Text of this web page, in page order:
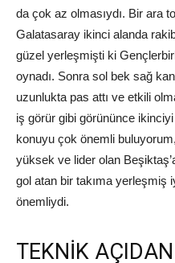
da çok az olmasıydı. Bir ara
Galatasaray ikinci alanda
güzel yerleşmişti ki
oynadı. Sonra sol bek sağ
uzunlukta pas attı ve etkili
iş görür gibi görününce
konuyu çok önemli
yüksek ve lider olan
gol atan bir takıma yerleşmiş
önemliydi.
TEKNİK AÇIDAN